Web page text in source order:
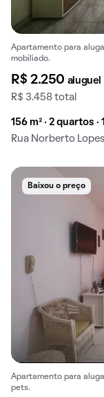
Apartamento para
mobiliado.
R$ 2.250 aluguel
R$ 3.458 total
156 m² · 2 quartos ·
Rua Norberto
Baixou o preço
Apartamento para
pets.